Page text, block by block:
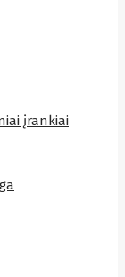
įrankiai